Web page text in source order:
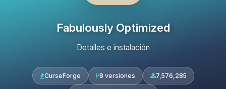
Fabulously Optimized
Detalles e instalación
CurseForge 8 versiones 7,576,285